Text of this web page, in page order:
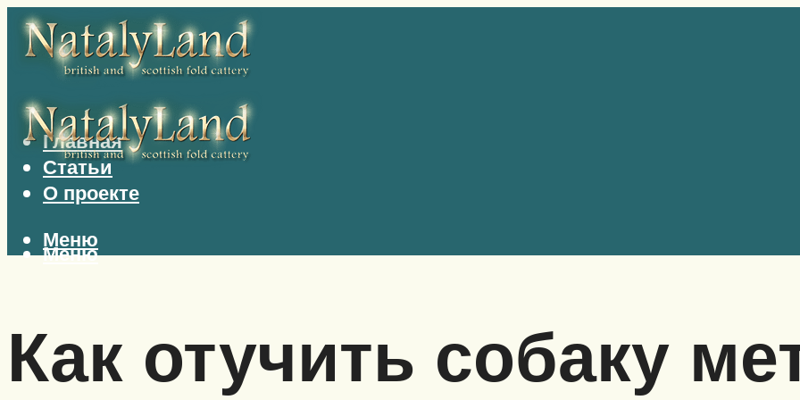
Главная
Статьи
О проекте
Меню
Меню
Как отучить собаку